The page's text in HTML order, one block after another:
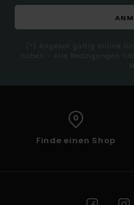
(*) Angebot gültig online
haben - Alle Bedingungen
Finde einen Shop